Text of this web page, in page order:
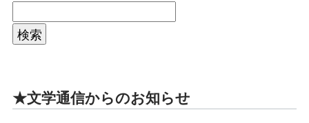
★文学通信からのお知らせ